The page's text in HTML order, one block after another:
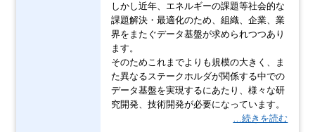
しかし近年、エネルギーの課題等社会的な
課題解決・最適化のため、組織、企業、業
界をまたぐデータ基盤が求められつつあり
ます。
そのためこれまでよりも規模の大きく、ま
た異なるステークホルダが関係する中での
データ基盤を実現するにあたり、様々な研
究開発、技術開発が必要になっています。
…続きを読む